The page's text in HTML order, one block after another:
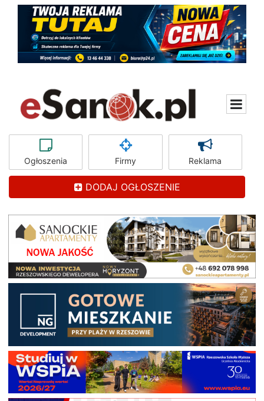
Ogłoszenia Firmy Reklama
DODAJ OGŁOSZENIE